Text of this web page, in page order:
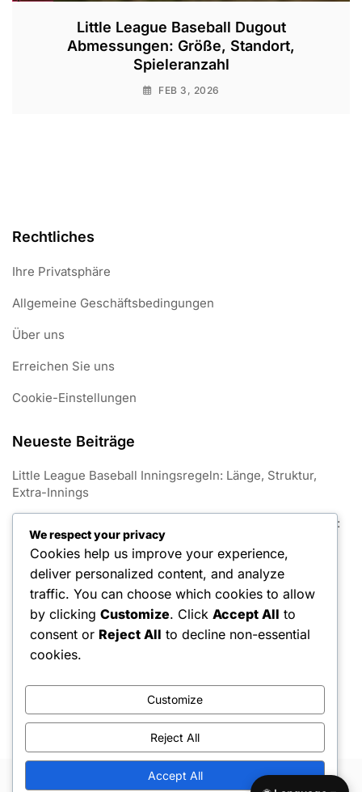
Little League Baseball Dugout
Abmessungen: Größe, Standort,
Spieleranzahl
FEB 3, 2026
Rechtliches
Ihre Privatsphäre
Allgemeine Geschäftsbedingungen
Über uns
Erreichen Sie uns
Cookie-Einstellungen
Neueste Beiträge
Little League Baseball Inningsregeln: Länge, Struktur,
Extra-Innings
Spezifikationen zur Basisgröße im Little League Baseball:
Abmessungen, Materialien, Sicherheit
Regeln zur Auswahl von Little League Baseball-Teams:
Entwürfe, Sichtungen, Kadergrenzen
Regeln zur Pflege von Little League Baseballfeldern:
Instandhaltung, Sicherheit, Vorschriften
Ermessensspielraum des Schiedsrichters, Proteste,
We respect your privacy
Cookies help us improve your experience,
deliver personalized content, and analyze
traffic. You can choose which cookies to allow
by clicking Customize. Click Accept All to
consent or Reject All to decline non-essential
cookies.
Customize
Reject All
Accept All